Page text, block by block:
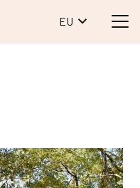
EU